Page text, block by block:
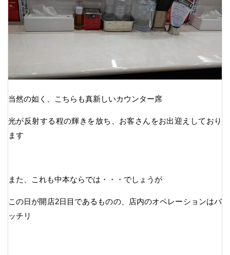
当然の如く、こちらも真新しいカウンター席
光が反射する程の輝きを放ち、お客さんをお出迎えしており
ます
また、これも中本ならでは・・・でしょうが
この日が開店2日目であるものの、店内のオペレーションはバ
ッチリ